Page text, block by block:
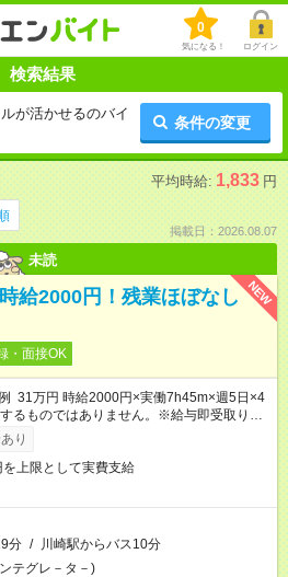
0
気になる！ ログイン
検索結果
が活かせるのバイ
条件の変更
平均時給: 1,833 円
掲載日：2026.08.07
未読
NEW
給2000円！残業ほぼなし
・面接OK
31万円 時給2000円×実働7h45m×週5日×4
るものではありません。※給与即受取りサ
条件有）
り
上限として実費支給
分 / 川崎駅からバス10分
テグレ－タ－)